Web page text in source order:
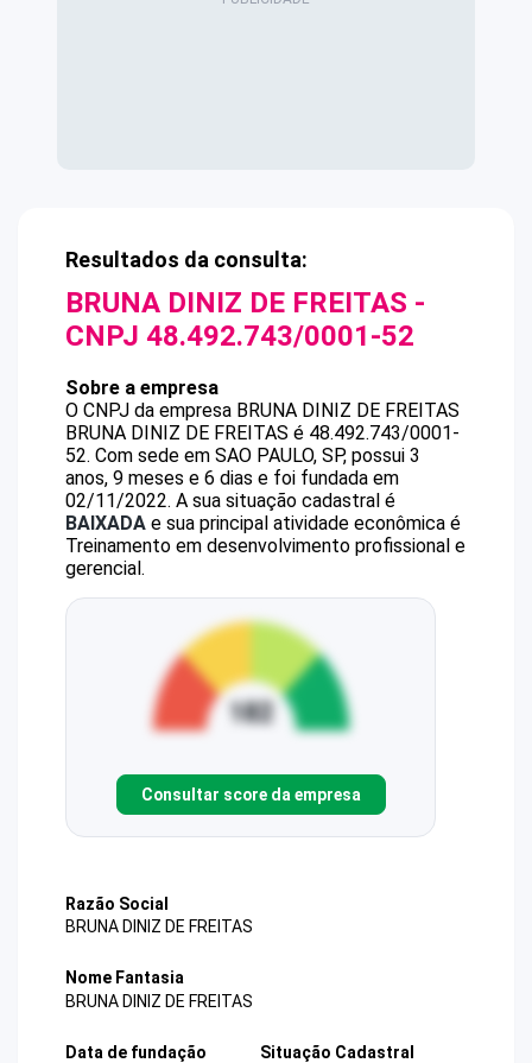
Resultados da consulta:
BRUNA DINIZ DE FREITAS -
CNPJ 48.492.743/0001-52
Sobre a empresa
O CNPJ da empresa BRUNA DINIZ DE FREITAS
BRUNA DINIZ DE FREITAS é 48.492.743/0001-
52. Com sede em SAO PAULO, SP, possui 3
anos, 9 meses e 6 dias e foi fundada em
02/11/2022. A sua situação cadastral é
BAIXADA e sua principal atividade econômica é
Treinamento em desenvolvimento profissional e
gerencial.
Consultar score da empresa
Razão Social
BRUNA DINIZ DE FREITAS
Nome Fantasia
BRUNA DINIZ DE FREITAS
Data de fundação
Situação Cadastral